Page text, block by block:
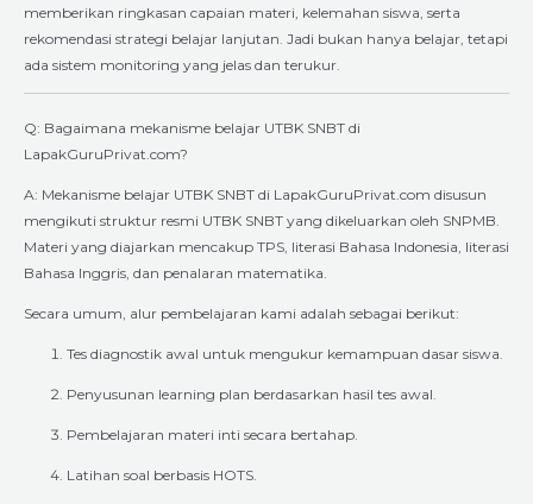
memberikan ringkasan capaian materi, kelemahan siswa, serta
rekomendasi strategi belajar lanjutan. Jadi bukan hanya belajar, tetapi
ada sistem monitoring yang jelas dan terukur.
Q: Bagaimana mekanisme belajar UTBK SNBT di
LapakGuruPrivat.com?
A: Mekanisme belajar UTBK SNBT di LapakGuruPrivat.com disusun
mengikuti struktur resmi UTBK SNBT yang dikeluarkan oleh SNPMB.
Materi yang diajarkan mencakup TPS, literasi Bahasa Indonesia, literasi
Bahasa Inggris, dan penalaran matematika.
Secara umum, alur pembelajaran kami adalah sebagai berikut:
Tes diagnostik awal untuk mengukur kemampuan dasar siswa.
Penyusunan learning plan berdasarkan hasil tes awal.
Pembelajaran materi inti secara bertahap.
Latihan soal berbasis HOTS.